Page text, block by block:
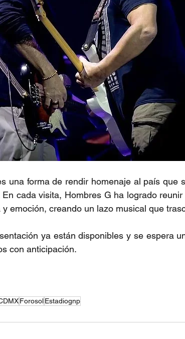
una forma de rendir homenaje al país que
cada visita, Hombres G ha logrado
emoción, creando un lazo musical que
ya están disponibles y se espera
con anticipación.
ForosolEstadiognp